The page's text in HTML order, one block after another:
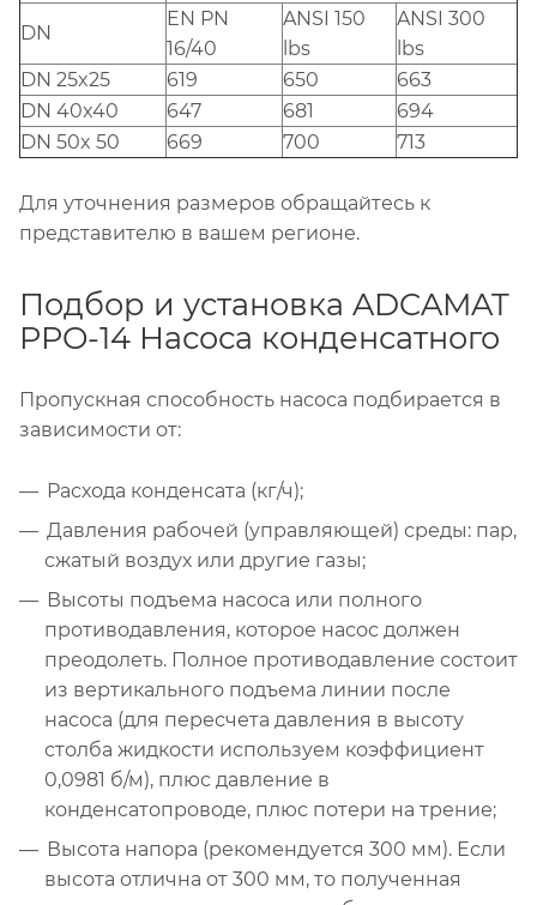
DN
EN PN
16/40
ANSI 150
lbs
ANSI 300
lbs
DN 25x25
619 650
663
DN 40x40
647 681
694
DN 50x 50
669 700 713
Для уточнения размеров обращайтесь к
представителю в вашем регионе.
Подбор и установка ADCAMAT
PPO-14 Насоса конденсатного
Пропускная способность насоса подбирается в
зависимости от:
Расхода конденсата (кг/ч);
Давления рабочей (управляющей) среды: пар,
сжатый воздух или другие газы;
Высоты подъема насоса или полного
противодавления, которое насос должен
преодолеть. Полное противодавление состоит
из вертикального подъема линии после
насоса (для пересчета давления в высоту
столба жидкости используем коэффициент
0,0981 б/м), плюс давление в
конденсатопроводе, плюс потери на трение;
Высота напора (рекомендуется 300 мм). Если
высота отлична от 300 мм, то полученная